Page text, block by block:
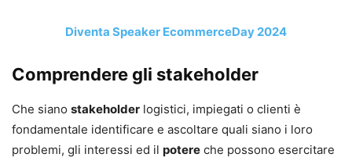
Diventa Speaker EcommerceDay 2024
Comprendere gli stakeholder
Che siano stakeholder logistici, impiegati o clienti è
fondamentale identificare e ascoltare quali siano i loro
problemi, gli interessi ed il potere che possono esercitare